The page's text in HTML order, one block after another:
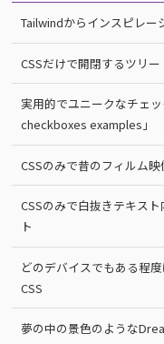
Tailwindからインスピレー
CSSだけで開閉するツリー
実用的でユニークなチェ
checkboxes examples」
CSSのみで昔のフィルム
CSSのみで白抜きテキス
ト
どのデバイスでもある程
CSS
夢の中の景色のような